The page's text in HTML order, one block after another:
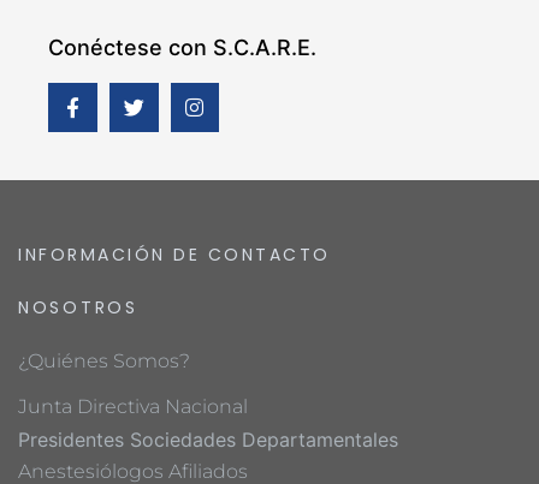
Conéctese con S.C.A.R.E.
INFORMACIÓN DE CONTACTO
NOSOTROS
¿Quiénes Somos?
Junta Directiva Nacional
Presidentes Sociedades Departamentales
Anestesiólogos Afiliados